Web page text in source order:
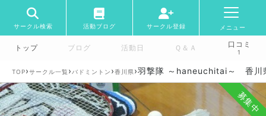
サークル検索 活動ブログ サークル登録 メニュー
トップ ブログ 活動日 Ｑ＆Ａ 口コミ
1
TOP›サークル一覧 › バドミントン ›香川県›羽撃隊 ～haneuchitai～ 香川
募集中